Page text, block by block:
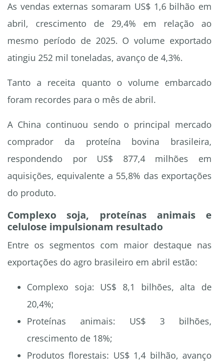
As vendas externas somaram US$ 1,6 bilhão em
abril, crescimento de 29,4% em relação ao
mesmo período de 2025. O volume exportado
atingiu 252 mil toneladas, avanço de 4,3%.
Tanto a receita quanto o volume embarcado
foram recordes para o mês de abril.
A China continuou sendo o principal mercado
comprador da proteína bovina brasileira,
respondendo por US$ 877,4 milhões em
aquisições, equivalente a 55,8% das exportações
do produto.
Complexo soja, proteínas animais e
celulose impulsionam resultado
Entre os segmentos com maior destaque nas
exportações do agro brasileiro em abril estão:
Complexo soja: US$ 8,1 bilhões, alta de
20,4%;
Proteínas animais: US$ 3 bilhões,
crescimento de 18%;
Produtos florestais: US$ 1,4 bilhão, avanço